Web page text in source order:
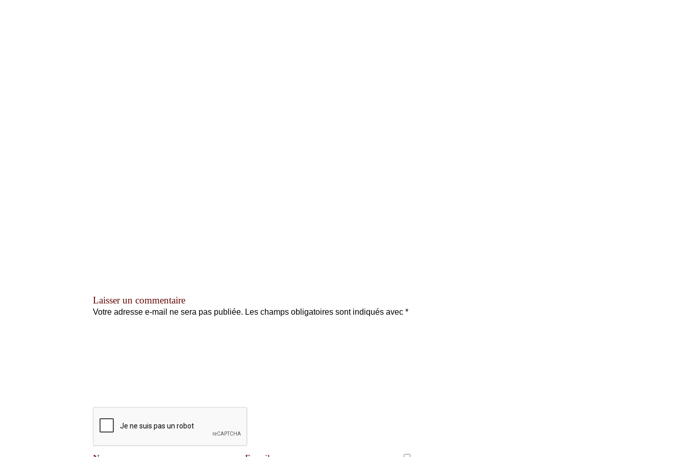
Laisser un commentaire
Votre adresse e-mail ne sera pas publiée. Les champs obligatoires sont indiqués avec *